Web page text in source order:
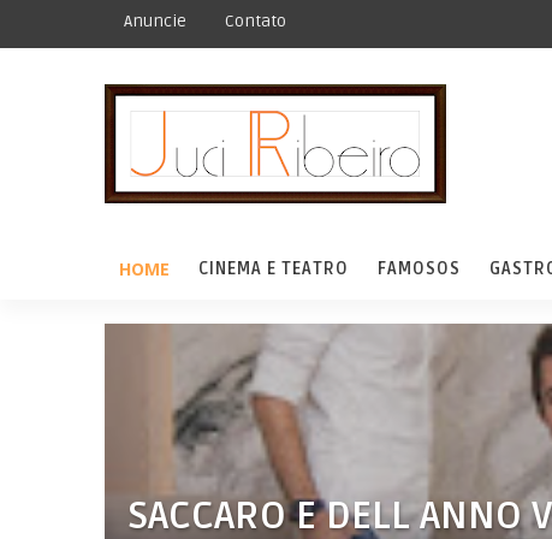
Anuncie Contato
HOME CINEMA E TEATRO FAMOSOS
SACCARO E DELL ANNO